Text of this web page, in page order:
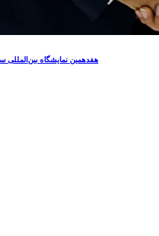
هفدهمین نمایشگاه بین‌المللی